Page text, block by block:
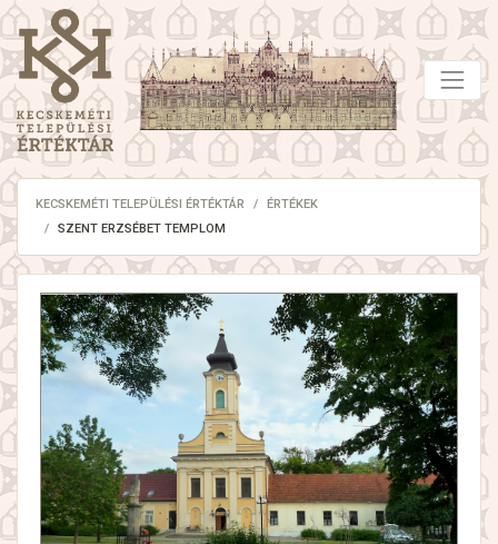
KECSKEMÉTI TELEPÜLÉSI ÉRTÉKTÁR
ÉRTÉKEK
SZENT ERZSÉBET TEMPLOM